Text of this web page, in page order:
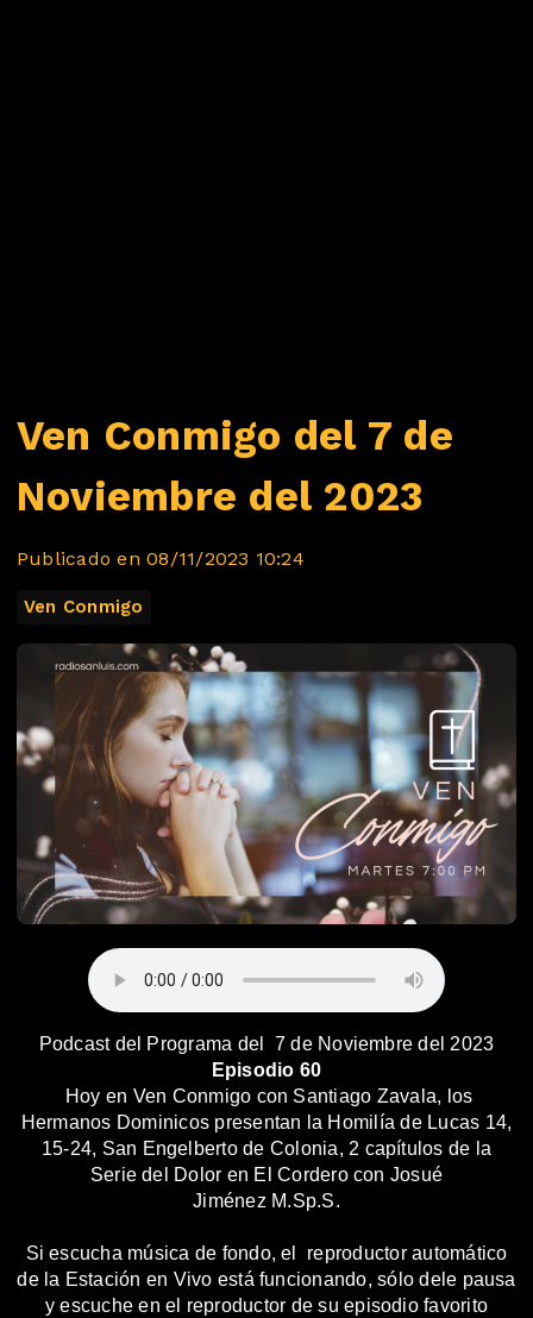
Ven Conmigo del 7 de
Noviembre del 2023
Publicado en 08/11/2023 10:24
Ven Conmigo
Podcast del Programa del 7 de Noviembre del 2023
Episodio 60
Hoy en Ven Conmigo con Santiago Zavala, los
Hermanos Dominicos presentan la Homilía de Lucas 14,
15-24, San Engelberto de Colonia, 2 capítulos de la
Serie del Dolor en El Cordero con Josué
Jiménez M.Sp.S.
Si escucha música de fondo, el reproductor automático
de la Estación en Vivo está funcionando, sólo dele pausa
y escuche en el reproductor de su episodio favorito